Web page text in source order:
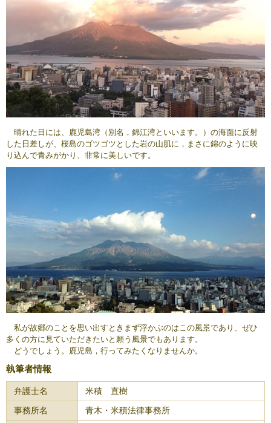
晴れた日には、鹿児島湾（別名，錦江湾といいます。）の海面に反射
した日差しが、桜島のゴツゴツとした岩の山肌に，まさに錦のように映
り込んで青みがかり、非常に美しいです。
私が故郷のことを思い出すときまず浮かぶのはこの風景であり、ぜひ
多くの方に見ていただきたいと願う風景でもあります。
どうでしょう。鹿児島，行ってみたくなりませんか。
執筆者情報
弁護士名
米積 直樹
事務所名
青木・米積法律事務所